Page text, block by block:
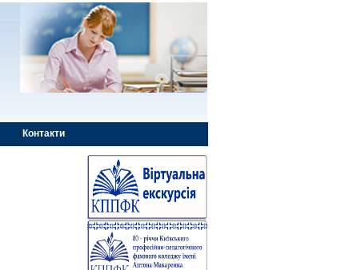
Контакти